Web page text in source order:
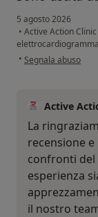
5 agosto 2026
• Active Action
• secondo l'opinione
Segnala abuso
Active
La
recensione
confronti del
esperienza
il nostro